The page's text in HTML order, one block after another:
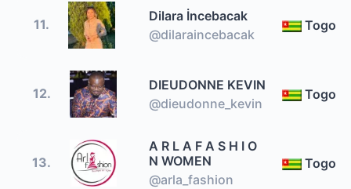
11.
Dilara İncebacak
@dilaraincebacak
Togo
12.
DIEUDONNE KEVIN
@dieudonne_kevin
Togo
13.
A R L A F A S H I O
N WOMEN
@arla_fashion
Togo